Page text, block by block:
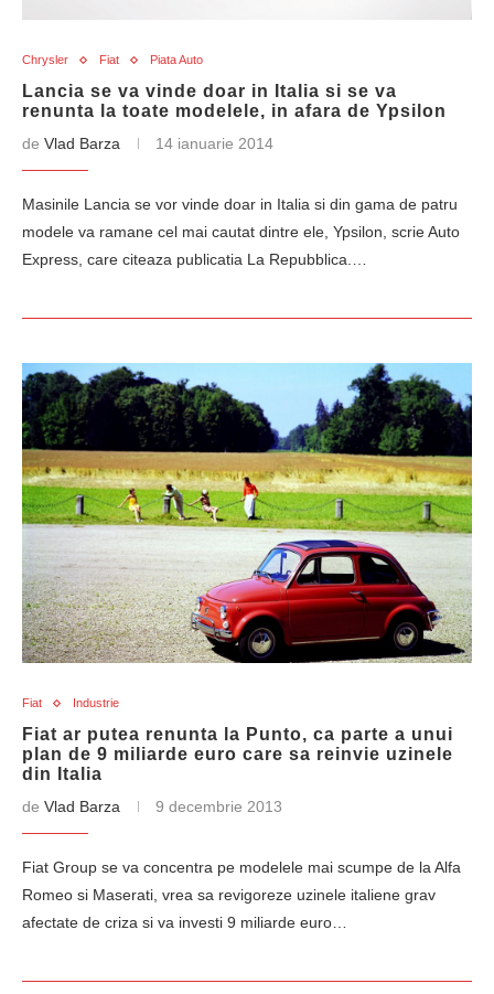
Chrysler Fiat Piata Auto
Lancia se va vinde doar in Italia si se va
renunta la toate modelele, in afara de Ypsilon
de Vlad Barza 14 ianuarie 2014
Masinile Lancia se vor vinde doar in Italia si din gama de patru
modele va ramane cel mai cautat dintre ele, Ypsilon, scrie Auto
Express, care citeaza publicatia La Repubblica.…
Fiat Industrie
Fiat ar putea renunta la Punto, ca parte a unui
plan de 9 miliarde euro care sa reinvie uzinele
din Italia
de Vlad Barza 9 decembrie 2013
Fiat Group se va concentra pe modelele mai scumpe de la Alfa
Romeo si Maserati, vrea sa revigoreze uzinele italiene grav
afectate de criza si va investi 9 miliarde euro…